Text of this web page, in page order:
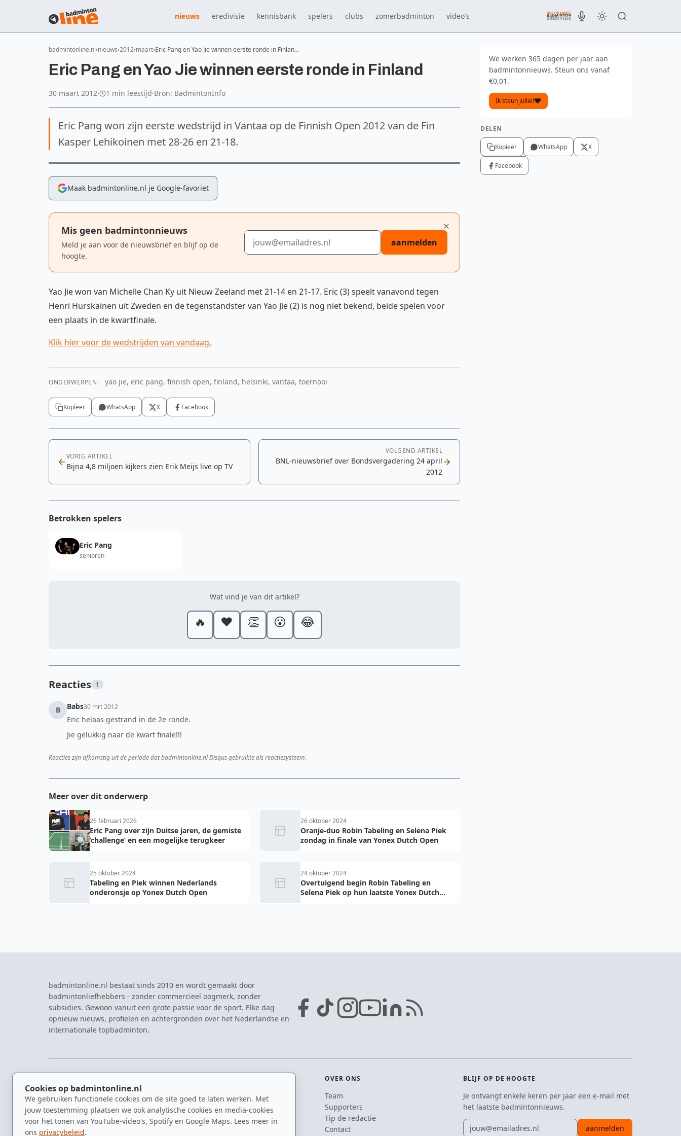
Cookies op badmintonline.nl
We gebruiken functionele cookies om de site goed te laten werken. Met
jouw toestemming plaatsen we ook analytische cookies en media-cookies
voor het tonen van YouTube-video's, Spotify en Google Maps. Lees meer in
ons privacybeleid.
nieuws eredivisie kennisbank spelers clubs zomerbadminton video's
badmintonline.nl nieuws 2012 maart Eric Pang en Yao Jie winnen eerste ronde in Finlan…
Eric Pang en Yao Jie winnen eerste ronde in Finland
30 maart 2012· 1 min leestijd·Bron: BadmintonInfo
Eric Pang won zijn eerste wedstrijd in Vantaa op de Finnish Open 2012 van de Fin
Kasper Lehikoinen met 28-26 en 21-18.
Maak badmintonline.nl je Google-favoriet
Mis geen badmintonnieuws
Meld je aan voor de nieuwsbrief en blijf op de
hoogte.
E-mailadres
aanmelden
Yao Jie won van Michelle Chan Ky uit Nieuw Zeeland met 21-14 en 21-17. Eric (3) speelt vanavond tegen
Henri Hurskainen uit Zweden en de tegenstandster van Yao Jie (2) is nog niet bekend, beide spelen voor
een plaats in de kwartfinale.
Klik hier voor de wedstrijden van vandaag.
ONDERWERPEN: yao jie, eric pang, finnish open, finland, helsinki, vantaa, toernooi
Kopieer WhatsApp X Facebook
VORIG ARTIKEL
Bijna 4,8 miljoen kijkers zien Erik Meijs live op TV
VOLGEND ARTIKEL
BNL-nieuwsbrief over Bondsvergadering 24 april
2012
Betrokken spelers
Eric Pang
senioren
Wat vind je van dit artikel?
🔥 ❤️ 👏 😮 😂
Reacties 1
B Babs30 mrt 2012
Eric helaas gestrand in de 2e ronde.
Jie gelukkig naar de kwart finale!!!
Reacties zijn afkomstig uit de periode dat badmintonline.nl Disqus gebruikte als reactiesysteem.
Meer over dit onderwerp
26 februari 2026
Eric Pang over zijn Duitse jaren, de gemiste
‘challenge’ en een mogelijke terugkeer
26 oktober 2024
Oranje-duo Robin Tabeling en Selena Piek
zondag in finale van Yonex Dutch Open
25 oktober 2024
Tabeling en Piek winnen Nederlands
onderonsje op Yonex Dutch Open
24 oktober 2024
Overtuigend begin Robin Tabeling en
Selena Piek op hun laatste Yonex Dutch
We werken 365 dagen per jaar aan
badmintonnieuws. Steun ons vanaf
€0,01.
Ik steun jullie!
DELEN
Kopieer WhatsApp X
Facebook
badmintonline.nl bestaat sinds 2010 en wordt gemaakt door
badmintonliefhebbers - zonder commercieel oogmerk, zonder
subsidies. Gewoon vanuit een grote passie voor de sport. Elke dag
opnieuw nieuws, profielen en achtergronden over het Nederlandse en
internationale topbadminton.
Nieuws
Kennisbank
Spelers
Clubs
Eredivisie
NK Badminton
Dutch Open
Zomerbadminton
OVER ONS
Team
Supporters
Tip de redactie
Contact
BLIJF OP DE HOOGTE
Je ontvangt enkele keren per jaar een e-mail met
het laatste badmintonnieuws.
E-mailadres
aanmelden